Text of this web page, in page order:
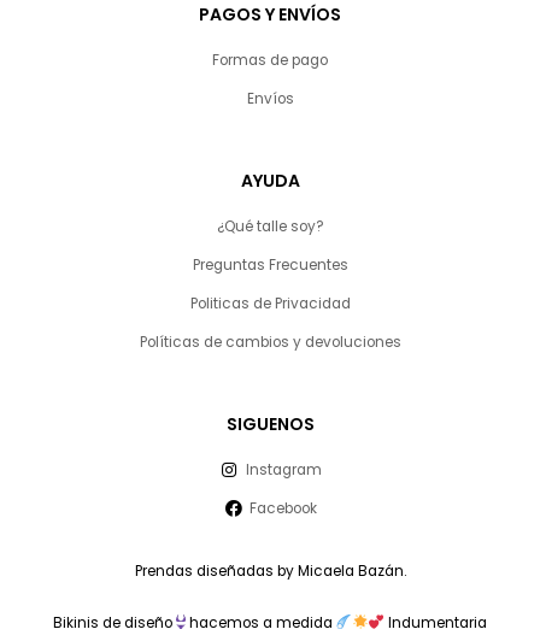
PAGOS Y ENVÍOS
Formas de pago
Envíos
AYUDA
¿Qué talle soy?
Preguntas Frecuentes
Politicas de Privacidad
Políticas de cambios y devoluciones
SIGUENOS
Instagram
Facebook
Prendas diseñadas by Micaela Bazán.
Bikinis de diseño hacemos a medida
Indumentaria